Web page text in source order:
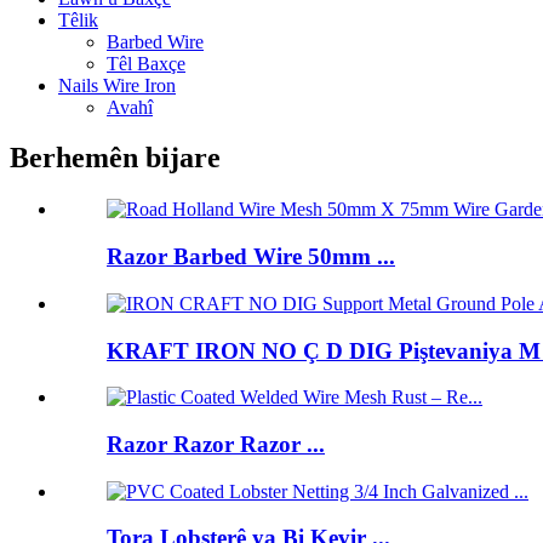
Têlik
Barbed Wire
Têl Baxçe
Nails Wire Iron
Avahî
Berhemên bijare
Razor Barbed Wire 50mm ...
KRAFT IRON NO Ç D DIG Piştevaniya
Razor Razor Razor ...